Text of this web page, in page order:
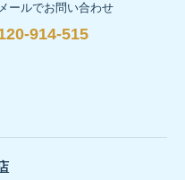
メールでお問い合わせ
914-515